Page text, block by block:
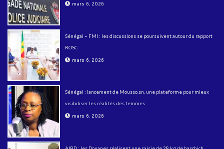
mars 6, 2026
Sénégal – FMI : les discussions se poursuivent autour du rapport
ROSC
mars 6, 2026
Sénégal : lancement de Mousso.sn, une plateforme pour mieux
visibiliser les réalités des femmes
mars 6, 2026